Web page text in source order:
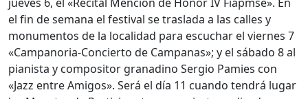
el fin de semana el festival se traslada a las calles y
monumentos de la localidad para escuchar el viernes 7
«Campanoria-Concierto de Campanas»; y el sábado 8 al
pianista y compositor granadino Sergio Pamies con
«Jazz entre Amigos». Será el dí­a 11 cuando tendrá lugar